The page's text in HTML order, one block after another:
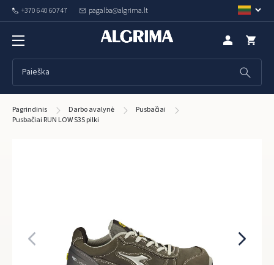
+370 640 60747 pagalba@algrima.lt
Pagrindinis Darbo avalynė
Pusbačiai
Pusbačiai RUN LOW S3S pilki